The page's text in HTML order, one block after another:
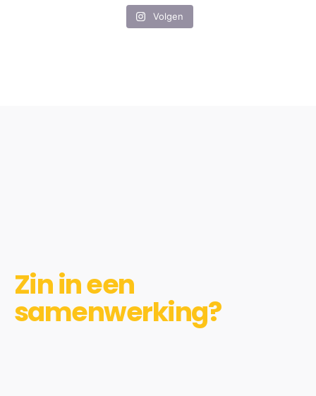
Volgen
Zin in een
samenwerking?